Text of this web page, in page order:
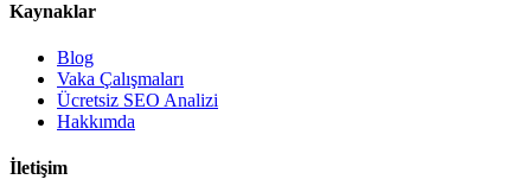
Kaynaklar
Blog
Vaka Çalışmaları
Ücretsiz SEO Analizi
Hakkımda
İletişim